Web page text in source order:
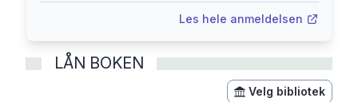
Les hele anmeldelsen
LÅN BOKEN
Velg bibliotek